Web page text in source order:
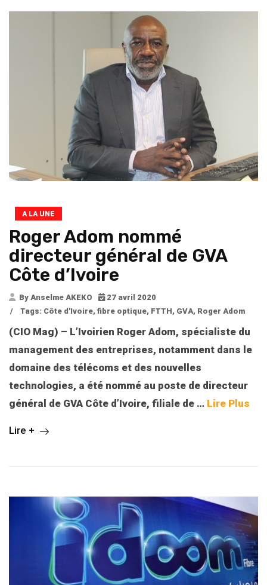
A LA UNE
Roger Adom nommé
directeur général de GVA
Côte d’Ivoire
By Anselme AKEKO
27 avril 2020
/
Tags: Côte d'Ivoire, fibre optique, FTTH, GVA, Roger Adom
(CIO Mag) – L’Ivoirien Roger Adom, spécialiste du
management des entreprises, notamment dans le
domaine des télécoms et des nouvelles
technologies, a été nommé au poste de directeur
général de GVA Côte d’Ivoire, filiale de … Lire Plus
Lire +